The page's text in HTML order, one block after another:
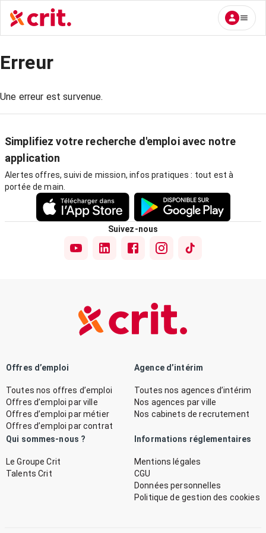
Erreur
Une erreur est survenue.
Simplifiez votre recherche d'emploi avec notre
application
Alertes offres, suivi de mission, infos pratiques : tout est à
portée de main.
Suivez-nous
Offres d’emploi
Toutes nos offres d’emploi
Offres d’emploi par ville
Offres d’emploi par métier
Offres d’emploi par contrat
Agence d’intérim
Toutes nos agences d’intérim
Nos agences par ville
Nos cabinets de recrutement
Qui sommes-nous ?
Le Groupe Crit
Talents Crit
Informations réglementaires
Mentions légales
CGU
Données personnelles
Politique de gestion des cookies